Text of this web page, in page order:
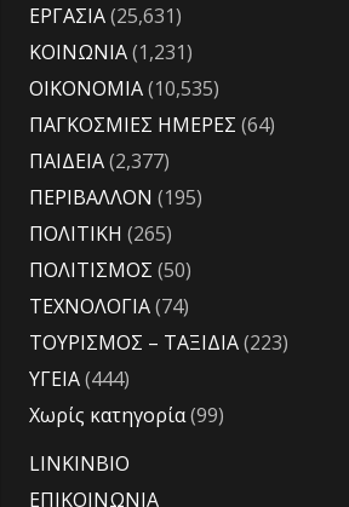
ΕΡΓΑΣΙΑ(25,631)
ΚΟΙΝΩΝΙΑ(1,231)
ΟΙΚΟΝΟΜΙΑ(10,535)
ΠΑΓΚΟΣΜΙΕΣ ΗΜΕΡΕΣ (64)
ΠΑΙΔΕΙΑ(2,377)
ΠΕΡΙΒΑΛΛΟΝ (195)
ΠΟΛΙΤΙΚΗ (265)
ΠΟΛΙΤΙΣΜΟΣ (50)
ΤΕΧΝΟΛΟΓΙΑ(74)
ΤΟΥΡΙΣΜΟΣ – ΤΑΞΙΔΙΑ(223)
ΥΓΕΙΑ(444)
Χωρίς κατηγορία(99)
LINKINBIO
ΕΠΙΚΟΙΝΩΝΙΑ